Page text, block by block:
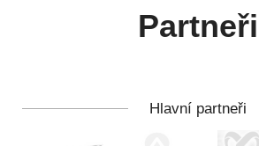
Partneři